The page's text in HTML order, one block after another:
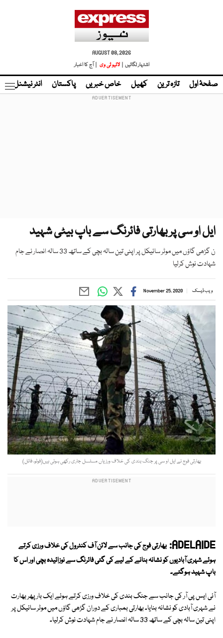
AUGUST 08, 2026
اشتہار لگائیں |
لائیو ٹی وی | آج کا اخبار
صفحۂ اول تازہ ترین کھیل خاص خبریں پاکستان انٹر نیشنل
ایل او سی پر بھارتی فائرنگ سے باپ بیٹی شہید
ن گڑھی گاؤں میں موٹر سائیکل پر اپنی تین سالہ بچی کے ساتھ 33 سالہ انصار نے جام
شہادت نوش کرلیا
ویب ڈیسک November 25, 2020
بھارتی فوج نے ایل او سی پر جنگ بندی کی خلاف ورزیاں مسلسل جاری رکھی ہوئی ہیں(فوٹو، فائل)
ADELAIDE: بھارتی فوج کی جانب سے لائن آف کنٹرول کی خلاف ورزی کرتے
ہوئے شہری آبادیوں کو نشانہ بنانے کے لیے کی گئی فائرنگ سے نوزائیدہ بچی اور اس کا
باپ شہید ہوگئے۔
آئی ایس پی آر کی جانب سے جنگ بندی کی خلاف ورزی کرتے ہوئے ایک بار پھر بھارت
نے شہری آبادی کو نشانہ بنایا۔ بھارتی بمباری کے دوران گڑھی گاؤں میں موٹر سائیکل پر
اپنی تین سالہ بچی کے ساتھ 33 سالہ انصار نے جام شہادت نوش کرلیا۔